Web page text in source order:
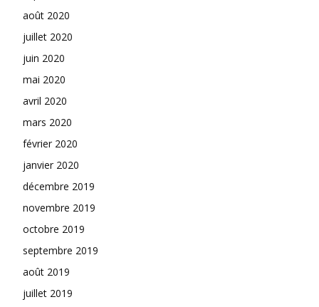
août 2020
juillet 2020
juin 2020
mai 2020
avril 2020
mars 2020
février 2020
janvier 2020
décembre 2019
novembre 2019
octobre 2019
septembre 2019
août 2019
juillet 2019